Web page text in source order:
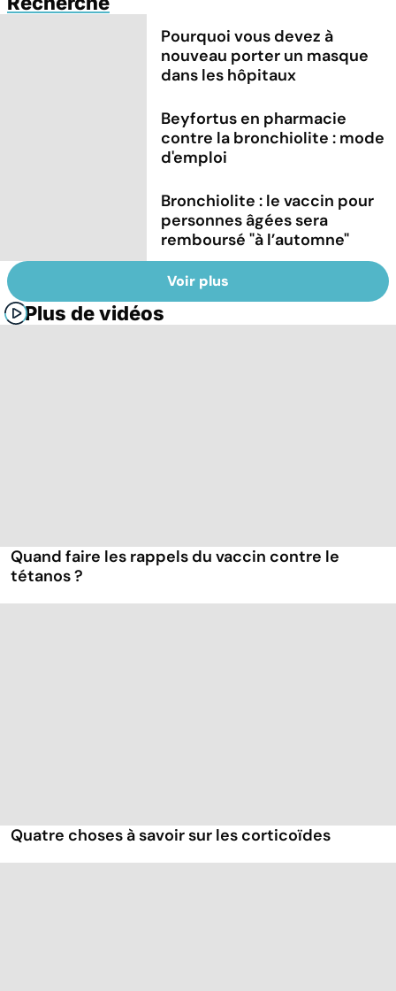
Pourquoi vous devez à
nouveau porter un masque
dans les hôpitaux
Beyfortus en pharmacie
contre la bronchiolite : mode
d'emploi
Bronchiolite : le vaccin pour
personnes âgées sera
remboursé "à l’automne"
Voir plus
Plus de vidéos
Quand faire les rappels du vaccin contre le
tétanos ?
Quatre choses à savoir sur les corticoïdes